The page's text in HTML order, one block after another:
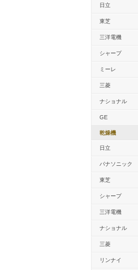
日立
東芝
三洋電機
シャープ
ミーレ
三菱
ナショナル
GE
乾燥機
日立
パナソニック
東芝
シャープ
三洋電機
ナショナル
三菱
リンナイ